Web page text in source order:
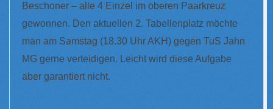
Beschoner – alle 4 Einzel im oberen Paarkreuz
gewonnen. Den aktuellen 2. Tabellenplatz möchte
man am Samstag (18.30 Uhr AKH) gegen TuS Jahn
MG gerne verteidigen. Leicht wird diese Aufgabe
aber garantiert nicht.